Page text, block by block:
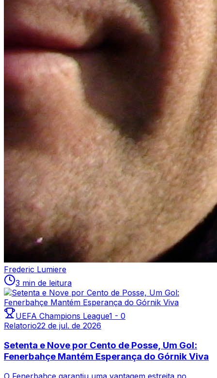
Frederic Lumiere
3 min de leitura
UEFA Champions League1 - 0
Relatorio22 de jul. de 2026
Setenta e Nove por Cento de Posse, Um Gol:
Fenerbahçe Mantém Esperança do Górnik Viva
O Fenerbahçe garantiu uma vantagem estreita no